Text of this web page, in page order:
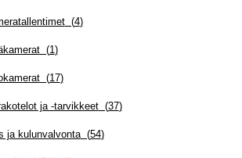
(4)
(1 )
(17)
ja -tarvikkeet(37)
ja kulunvalvonta(54)